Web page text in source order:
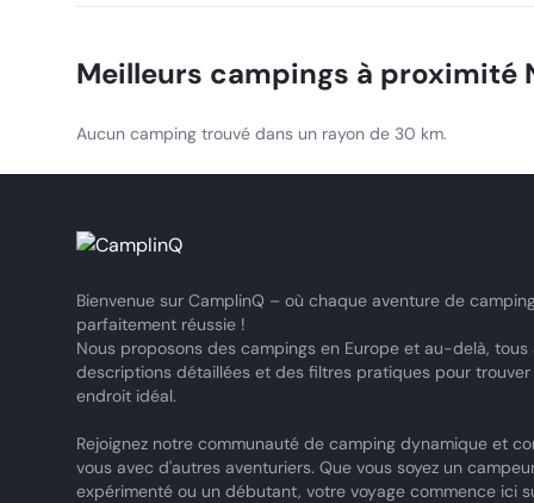
Meilleurs campings à proximité
Aucun camping trouvé dans un rayon de 30 km.
Bienvenue sur CamplinQ – où chaque aventure de
parfaitement réussie !
Nous proposons des campings en Europe et au-delà, tous
descriptions détaillées et des filtres pratiques pour
endroit idéal.
Rejoignez notre communauté de camping dynamique et
vous avec d'autres aventuriers. Que vous soyez un
expérimenté ou un débutant, votre voyage commence ici